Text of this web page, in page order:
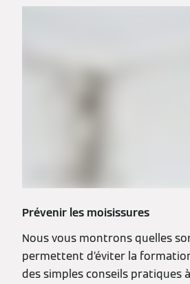
Prévenir les moisissures
Nous vous montrons quelles
permettent d’éviter la
des simples conseils pratiques